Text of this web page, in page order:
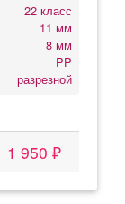
22 класс
11 мм
8 мм
PP
разрезной
1 950 ₽